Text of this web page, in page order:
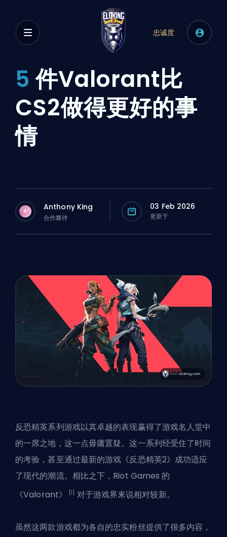
忠诚度
5件Valorant比
CS2做得更好的事
情
A Anthony King
合作夥伴
03 Feb 2026
更新于
反恐精英系列游戏以其卓越的表现赢得了游戏名人堂中
的一席之地，这一点毋庸置疑。这一系列经受住了时间
的考验，甚至通过最新的游戏《反恐精英2》成功适应
了现代的潮流。相比之下，Riot Games 的
《Valorant》
[1] 对于游戏界来说相对较新。
虽然这两款游戏都为各自的忠实粉丝提供了很多内容，